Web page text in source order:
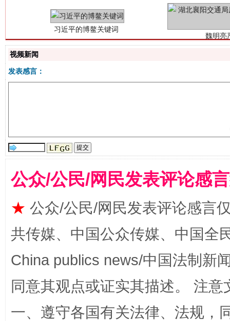
揭批美国五大"原罪"
视频新闻
发表感言：
公众/公民/网民发表评论感
★ 公众/公民/网民发表评论感言
共传媒、中国公众传媒、中国全
China publics news/中国法制新
同意其观点或证实其描述。 注
一、遵守各国有关法律、法规，